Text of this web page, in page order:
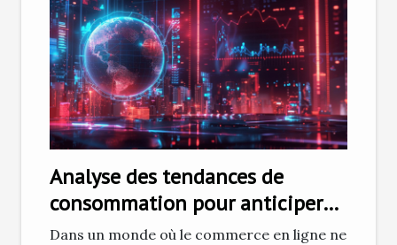
Analyse des tendances de
consommation pour anticiper
les marchés en ligne émergents
Dans un monde où le commerce en ligne ne